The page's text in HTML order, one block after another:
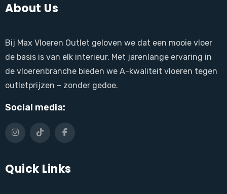
About Us
Bij Max Vloeren Outlet geloven we dat een mooie vloer
de basis is van elk interieur. Met jarenlange ervaring in
de vloerenbranche bieden we A-kwaliteit vloeren tegen
outletprijzen – zonder gedoe.
Social media:
Quick Links